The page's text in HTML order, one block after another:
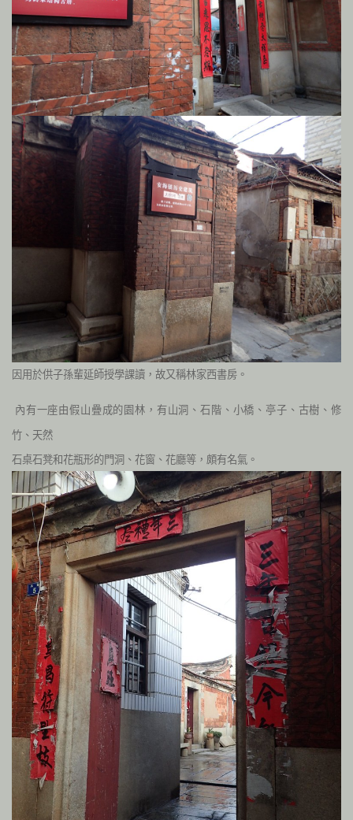
因用於供子孫輩延師授學課讀，故又稱林家西書房。
內有一座由假山疊成的園林，有山洞、石階、小橋、亭子、古樹、修
竹、天然
石桌石凳和花瓶形的門洞、花窗、花廳等，頗有名氣。